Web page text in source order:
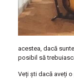
acestea, dacă
posibil să
Veți ști dacă aveți